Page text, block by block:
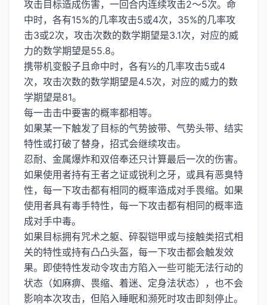
攻击目标造成伤害，一回合内连续攻击2～5次。命
中时，各有15%的几率攻击5或4次，35%的几率攻
击3或2次，攻击次数的数学期望是3.1次，对应的威
力的数学期望是55.8。
携带机变骰子且命中时，各有1⁄2的几率攻击5或4
次，攻击次数的数学期望是4.5次，对应的威力的数
学期望是81。
每一击击中要害的概率都相等。
如果某一下触发了目标的气势披带、气势头带、结实
特性或打破了替身，招式会继续攻击。
忍耐、金属爆炸和双倍奉还只计算最后一次的伤害。
如果使用者持有王者之证或锐利之牙，或具有恶臭特
性，每一下攻击都有相同的概率造成对手畏缩。如果
使用者具有毒手特性，每一下攻击都有相同的概率造
成对手中毒。
如果目标拥有咒术之躯、碎裂铠甲或与接触类招式相
关的特性或持有凸凸头盔，每一下攻击都会触发效
果。即使特性发动令攻击方陷入一些可能无法行动的
状态（如麻痹、畏缩、着迷、定身法状态），也不会
影响本次攻击，但陷入睡眠和濒死时攻击即刻停止。